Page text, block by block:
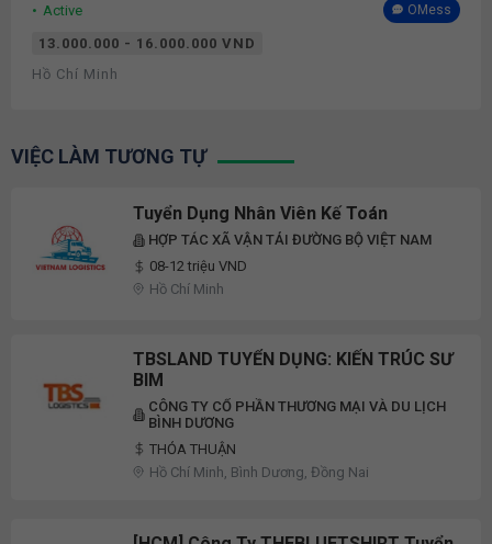
Active OMess
13.000.000 - 16.000.000 VND
Hồ Chí Minh
VIỆC LÀM TƯƠNG TỰ
Tuyển Dụng Nhân Viên Kế Toán
HỢP TÁC XÃ VẬN TẢI ĐƯỜNG BỘ VIỆT NAM
08-12 triệu VND
Hồ Chí Minh
TBSLAND TUYỂN DỤNG: KIẾN TRÚC SƯ
BIM
CÔNG TY CỔ PHẦN THƯƠNG MẠI VÀ DU LỊCH
BÌNH DƯƠNG
THỎA THUẬN
Hồ Chí Minh, Bình Dương, Đồng Nai